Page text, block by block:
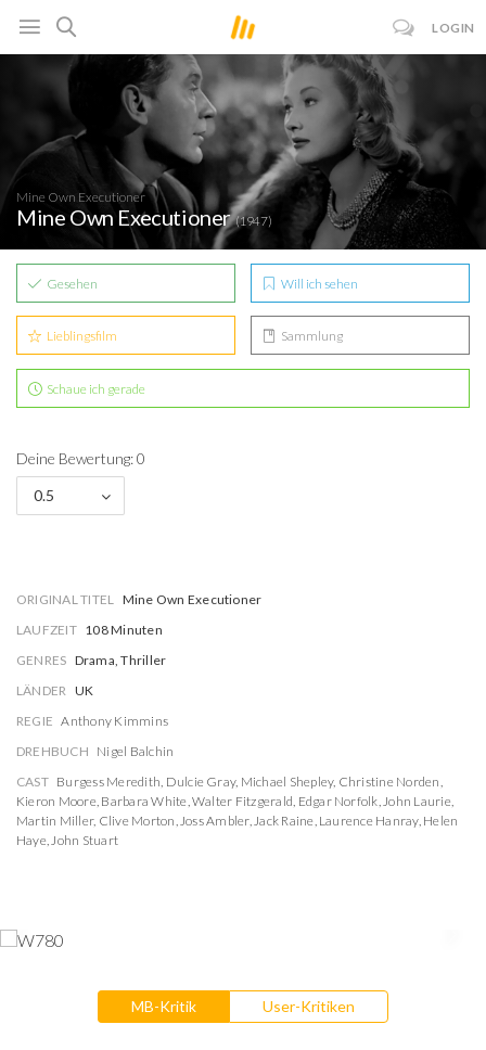
LOGIN
Mine Own Executioner
Mine Own Executioner(1947)
Gesehen Will ich sehen
Lieblingsfilm Sammlung
Schaue ich gerade
Deine Bewertung: 0
0.5
ORIGINAL TITEL Mine Own Executioner
LAUFZEIT 108 Minuten
GENRES Drama, Thriller
LÄNDER UK
REGIE Anthony Kimmins
DREHBUCH Nigel Balchin
CAST Burgess Meredith, Dulcie Gray, Michael Shepley, Christine Norden,
Kieron Moore, Barbara White,Walter Fitzgerald, Edgar Norfolk,John Laurie,
Martin Miller, Clive Morton,Joss Ambler,Jack Raine, Laurence Hanray, Helen
Haye,John Stuart
MB-Kritik User-Kritiken